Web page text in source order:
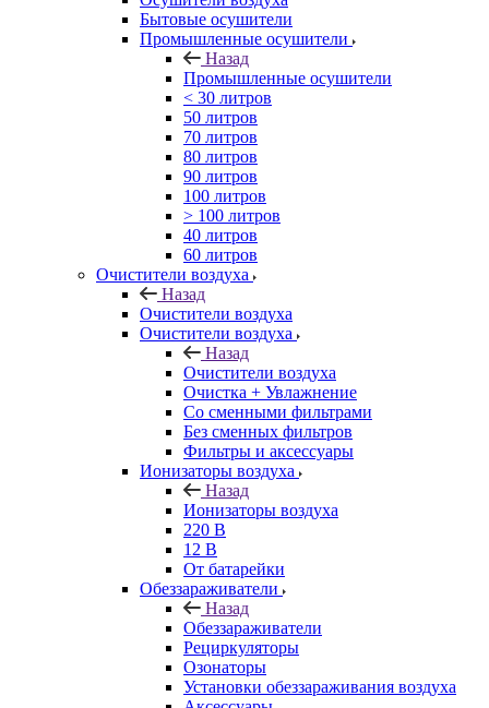
Бытовые осушители
Промышленные осушители
Назад
Промышленные осушители
< 30 литров
50 литров
70 литров
80 литров
90 литров
100 литров
> 100 литров
40 литров
60 литров
Очистители воздуха
Назад
Очистители воздуха
Очистители воздуха
Назад
Очистители воздуха
Очистка + Увлажнение
Cо сменными фильтрами
Без сменных фильтров
Фильтры и аксессуары
Ионизаторы воздуха
Назад
Ионизаторы воздуха
220 В
12 В
От батарейки
Обеззараживатели
Назад
Обеззараживатели
Рециркуляторы
Озонаторы
Установки обеззараживания воздуха